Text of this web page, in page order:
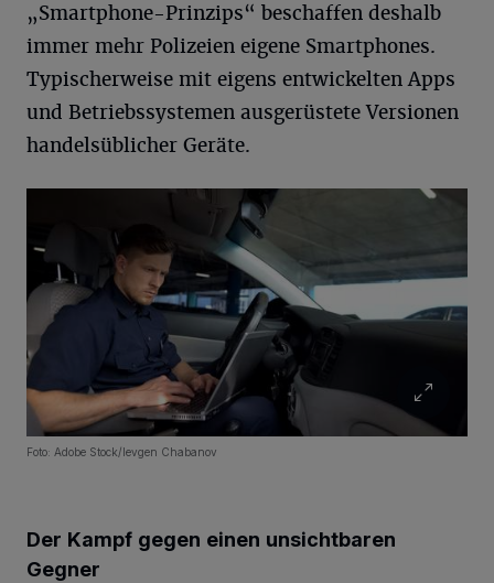
„Smartphone-Prinzips“ beschaffen deshalb
immer mehr Polizeien eigene Smartphones.
Typischerweise mit eigens entwickelten Apps
und Betriebssystemen ausgerüstete Versionen
handelsüblicher Geräte.
Foto: Adobe Stock/Ievgen Chabanov
Der Kampf gegen einen unsichtbaren
Gegner